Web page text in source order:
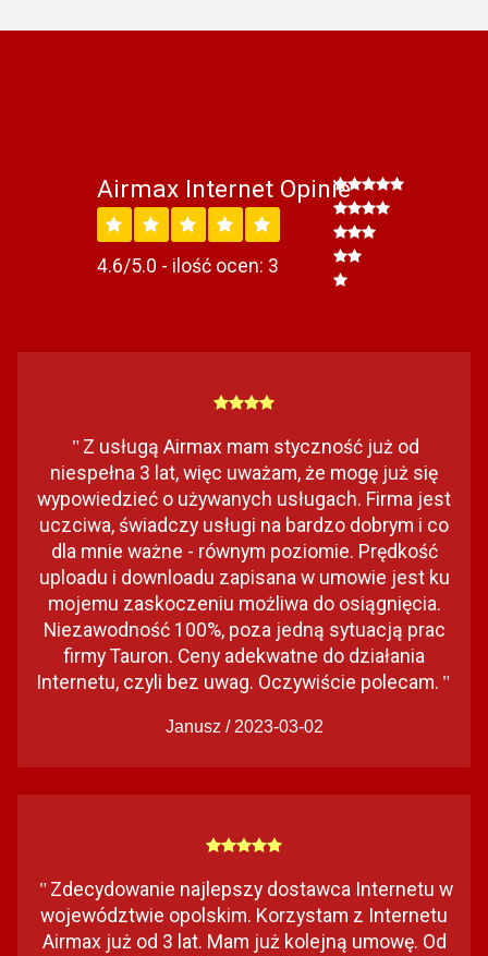
Airmax Internet Opinie
4.6/5.0 - ilość ocen: 3
" Z usługą Airmax mam styczność już od
niespełna 3 lat, więc uważam, że mogę już się
wypowiedzieć o używanych usługach. Firma jest
uczciwa, świadczy usługi na bardzo dobrym i co
dla mnie ważne - równym poziomie. Prędkość
uploadu i downloadu zapisana w umowie jest ku
mojemu zaskoczeniu możliwa do osiągnięcia.
Niezawodność 100%, poza jedną sytuacją prac
firmy Tauron. Ceny adekwatne do działania
Internetu, czyli bez uwag. Oczywiście polecam. "
Janusz / 2023-03-02
" Zdecydowanie najlepszy dostawca Internetu w
województwie opolskim. Korzystam z Internetu
Airmax już od 3 lat. Mam już kolejną umowę. Od